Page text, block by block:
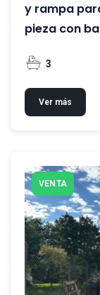
y rampa
pieza con
3
Ver más
VENTA